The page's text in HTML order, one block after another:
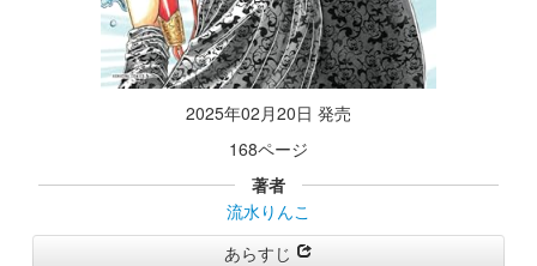
2025年02月20日 発売
168ページ
著者
流水りんこ
あらすじ